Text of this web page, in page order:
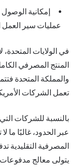
عمليات سير العمل
المنتج المصرفي
والمملكة المتحدة
تعمل الشركات
بالنسبة للشركات
المصرفية التقليدية
يتولى معالج